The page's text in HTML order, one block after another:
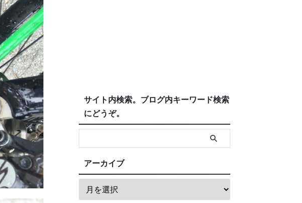
サイト内検索。ブログ内キーワード検索
にどうぞ。
アーカイブ